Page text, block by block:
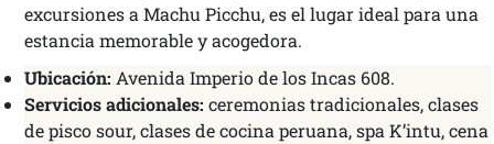
excursiones a Machu Picchu, es el lugar ideal para una
estancia memorable y acogedora.
Ubicación: Avenida Imperio de los Incas 608.
Servicios adicionales: ceremonias tradicionales, clases
de pisco sour, clases de cocina peruana, spa K’intu, cena